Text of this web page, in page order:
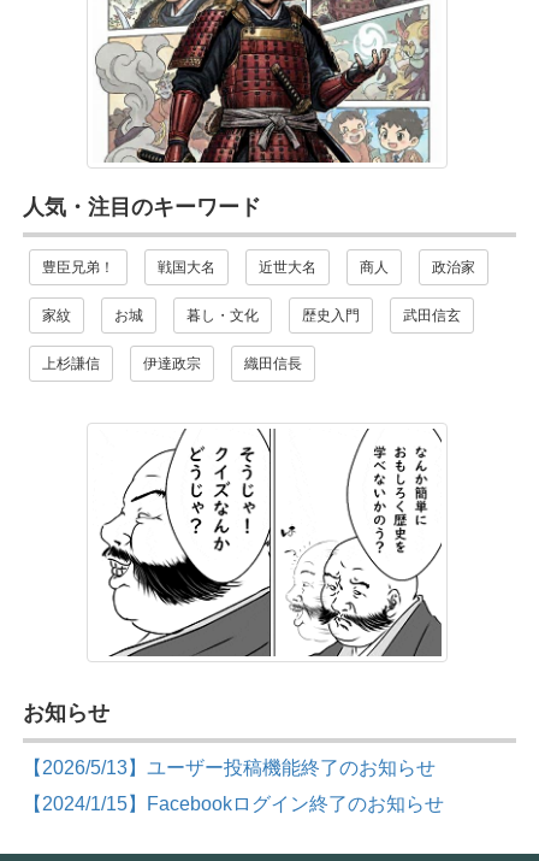
人気・注目のキーワード
豊臣兄弟！ 戦国大名 近世大名 商人 政治家
家紋 お城 暮し・文化 歴史入門 武田信玄
上杉謙信 伊達政宗 織田信長
お知らせ
【2026/5/13】ユーザー投稿機能終了のお知らせ
【2024/1/15】Facebookログイン終了のお知らせ